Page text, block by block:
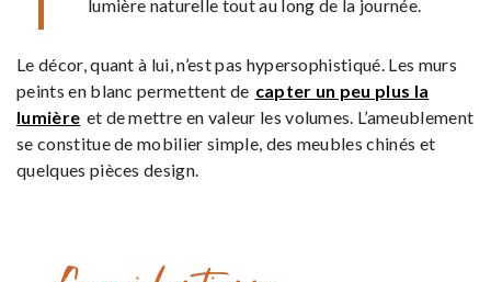
lumière naturelle tout au long de la journée.
Le décor, quant à lui, n’est pas hypersophistiqué. Les murs
peints en blanc permettent de capter un peu plus la
lumière et de mettre en valeur les volumes. L’ameublement
se constitue de mobilier simple, des meubles chinés et
quelques pièces design.